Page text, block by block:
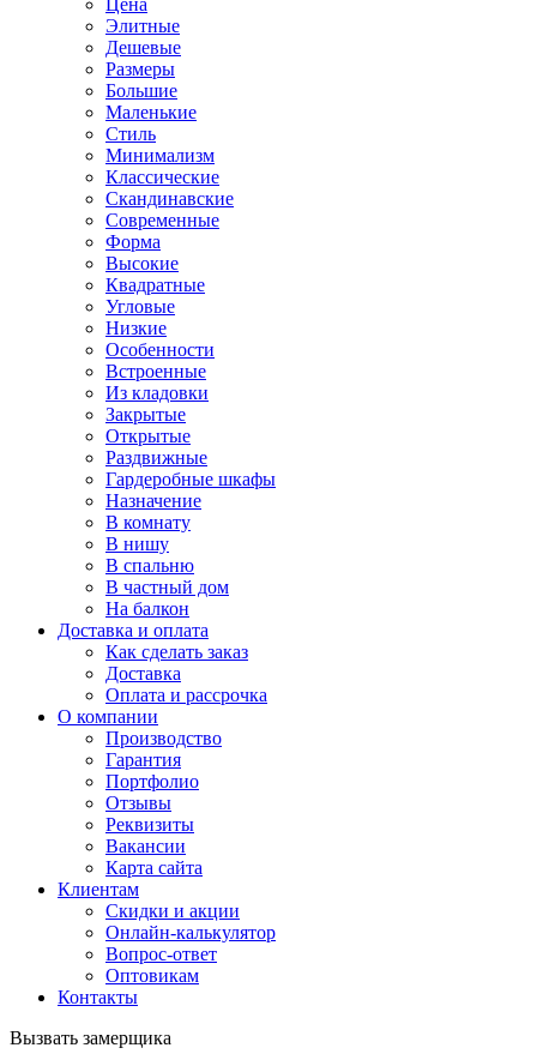
Цена
Элитные
Дешевые
Размеры
Большие
Маленькие
Стиль
Минимализм
Классические
Скандинавские
Современные
Форма
Высокие
Квадратные
Угловые
Низкие
Особенности
Встроенные
Из кладовки
Закрытые
Открытые
Раздвижные
Гардеробные шкафы
Назначение
В комнату
В нишу
В спальню
В частный дом
На балкон
Доставка и оплата
Как сделать заказ
Доставка
Оплата и рассрочка
О компании
Производство
Гарантия
Портфолио
Отзывы
Реквизиты
Вакансии
Карта сайта
Клиентам
Скидки и акции
Онлайн-калькулятор
Вопрос-ответ
Оптовикам
Контакты
Вызвать замерщика